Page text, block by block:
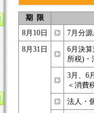
期 限
8月10日
7月分
8月31日
6月決
所税)・
3月、6
＜消費
法人・